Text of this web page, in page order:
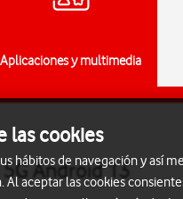
Aplicaciones y multimedia
Android 13
las cookies
hábitos de navegación y así
aceptar las cookies